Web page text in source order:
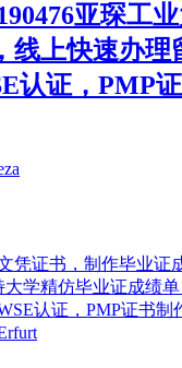
亚琛工
线上快速办理
认证，PMP